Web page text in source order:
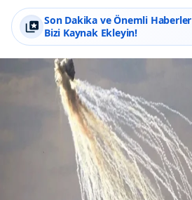
Son Dakika ve Önemli
Bizi Kaynak Ekleyin!